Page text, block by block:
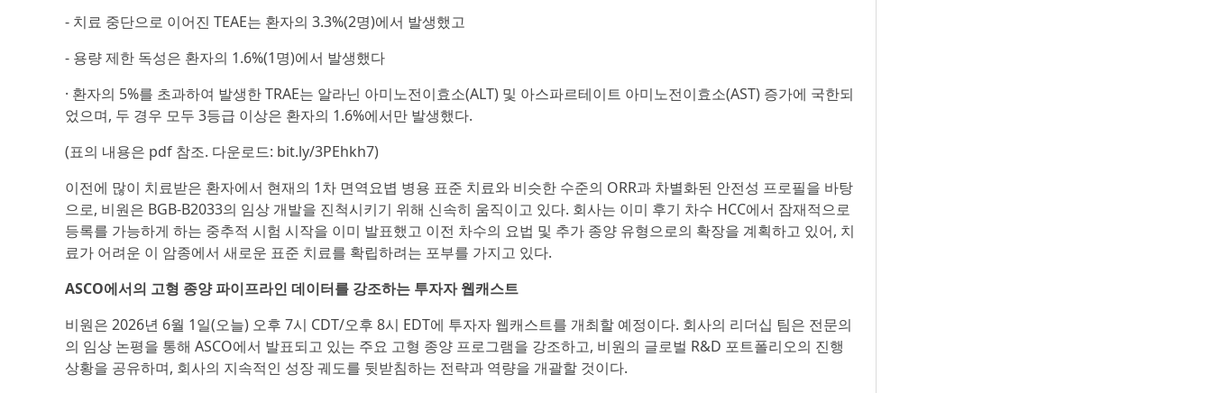
- 치료 중단으로 이어진 TEAE는 환자의 3.3%(2명)에서 발생했고
- 용량 제한 독성은 환자의 1.6%(1명)에서 발생했다
· 환자의 5%를 초과하여 발생한 TRAE는 알라닌 아미노전이효소(ALT) 및 아스파르테이트 아미노전이효소(AST) 증가에 국한되
었으며, 두 경우 모두 3등급 이상은 환자의 1.6%에서만 발생했다.
(표의 내용은 pdf 참조. 다운로드: bit.ly/3PEhkh7)
이전에 많이 치료받은 환자에서 현재의 1차 면역요볍 병용 표준 치료와 비슷한 수준의 ORR과 차별화된 안전성 프로필을 바탕
으로, 비원은 BGB-B2033의 임상 개발을 진척시키기 위해 신속히 움직이고 있다. 회사는 이미 후기 차수 HCC에서 잠재적으로
등록를 가능하게 하는 중추적 시험 시작을 이미 발표했고 이전 차수의 요법 및 추가 종양 유형으로의 확장을 계획하고 있어, 치
료가 어려운 이 암종에서 새로운 표준 치료를 확립하려는 포부를 가지고 있다.
ASCO에서의 고형 종양 파이프라인 데이터를 강조하는 투자자 웹캐스트
비원은 2026년 6월 1일(오늘) 오후 7시 CDT/오후 8시 EDT에 투자자 웹캐스트를 개최할 예정이다. 회사의 리더십 팀은 전문의
의 임상 논평을 통해 ASCO에서 발표되고 있는 주요 고형 종양 프로그램을 강조하고, 비원의 글로벌 R&D 포트폴리오의 진행
상황을 공유하며, 회사의 지속적인 성장 궤도를 뒷받침하는 전략과 역량을 개괄할 것이다.